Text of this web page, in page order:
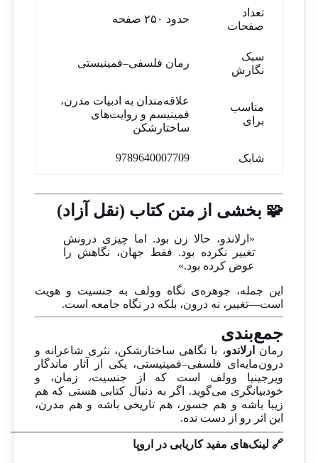
تعداد
صفحات
حدود ۲۵۰ صفحه
سبک
نگارش
رمان فلسفی–فمینیستی
مناسب
برای
علاقه‌مندان به ادبیات مدرن،
فمینیسم و روایت‌های
ساختارشکن
شابک 9789640007709
🧩 بخشی از متن کتاب (نقل آزاد)
«ارلاندو، حالا زن بود. اما چیزی درونش
تغییر نکرده بود. فقط جهان، نگاهش را
عوض کرده بود.»
این جمله، جوهره‌ی نگاه وولف به جنسیت و هویت
است—تغییر، نه درون، بلکه در نگاه جامعه است.
جمع‌بندی
رمان ارلاندو، با نگاهی ساختارشکن، نثری شاعرانه و
درون‌مایه‌ای فلسفی–فمینیستی، یکی از آثار ماندگار
ویرجینیا وولف است که از جنسیت، زمان، و
خودبیانگری می‌گوید. اگر به دنبال کتابی هستی که هم
زیبا باشه و هم جسور، هم تاریخی باشه و هم مدرن،
این اثر رو از دست نده.
————————————————————————
🔗 لینک‌های مفید کاریابی در اروپا